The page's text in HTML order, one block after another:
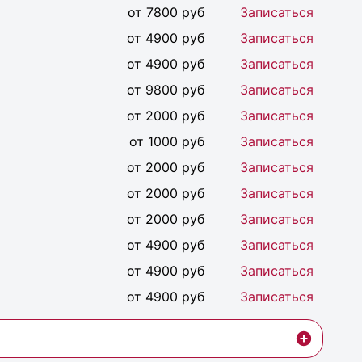
от 7800 руб
Записаться
от 4900 руб
Записаться
от 4900 руб
Записаться
от 9800 руб
Записаться
от 2000 руб
Записаться
от 1000 руб
Записаться
от 2000 руб
Записаться
от 2000 руб
Записаться
от 2000 руб
Записаться
от 4900 руб
Записаться
от 4900 руб
Записаться
от 4900 руб
Записаться